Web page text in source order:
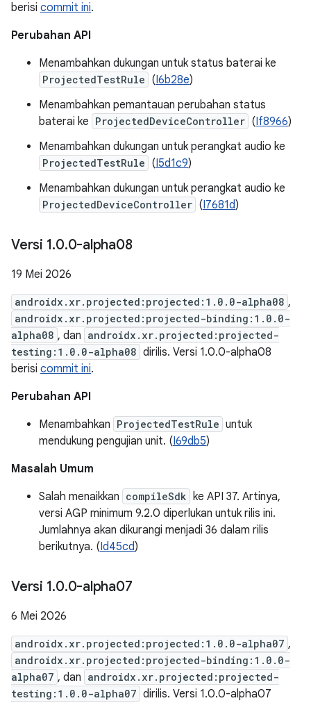
berisi commit ini.
Perubahan API
Menambahkan dukungan untuk status baterai ke
ProjectedTestRule (I6b28e)
Menambahkan pemantauan perubahan status
baterai ke ProjectedDeviceController (If8966)
Menambahkan dukungan untuk perangkat audio ke
ProjectedTestRule (I5d1c9)
Menambahkan dukungan untuk perangkat audio ke
ProjectedDeviceController (I7681d)
Versi 1.0.0-alpha08
19 Mei 2026
androidx.xr.projected:projected:1.0.0-alpha08 ,
androidx.xr.projected:projected-binding:1.0.0-
alpha08 , dan androidx.xr.projected:projected-
testing:1.0.0-alpha08 dirilis. Versi 1.0.0-alpha08
berisi commit ini.
Perubahan API
Menambahkan ProjectedTestRule untuk
mendukung pengujian unit. (I69db5)
Masalah Umum
Salah menaikkan compileSdk ke API 37. Artinya,
versi AGP minimum 9.2.0 diperlukan untuk rilis ini.
Jumlahnya akan dikurangi menjadi 36 dalam rilis
berikutnya. (Id45cd)
Versi 1.0.0-alpha07
6 Mei 2026
androidx.xr.projected:projected:1.0.0-alpha07 ,
androidx.xr.projected:projected-binding:1.0.0-
alpha07 , dan androidx.xr.projected:projected-
testing:1.0.0-alpha07 dirilis. Versi 1.0.0-alpha07